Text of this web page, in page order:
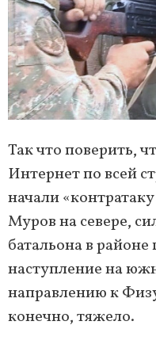
Так что поверить,
Интернет по всей
начали
Муров на севере,
батальона в
наступление на
направлению к
конечно, тяжело.